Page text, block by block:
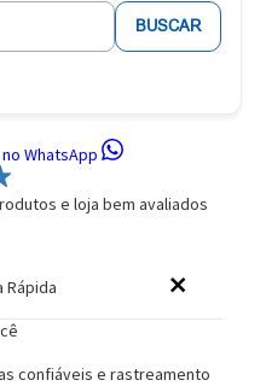
BUSCAR
WhatsApp
e loja bem avaliados
Rápida
confiáveis e rastreamento